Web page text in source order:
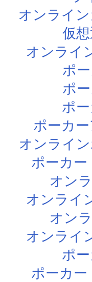
オンライ
仮
オンライ
ポ
ポ
ポ
ポーカ
オンライ
ポーカ
オン
オンライ
オン
オンライ
ポ
ポーカ